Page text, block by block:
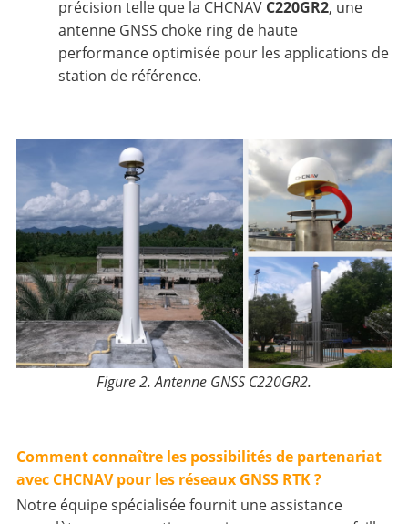
précision telle que la CHCNAV C220GR2, une
antenne GNSS choke ring de haute
performance optimisée pour les applications de
station de référence.
Figure 2. Antenne GNSS C220GR2.
Comment connaître les possibilités de partenariat
avec CHCNAV pour les réseaux GNSS RTK ?
Notre équipe spécialisée fournit une assistance